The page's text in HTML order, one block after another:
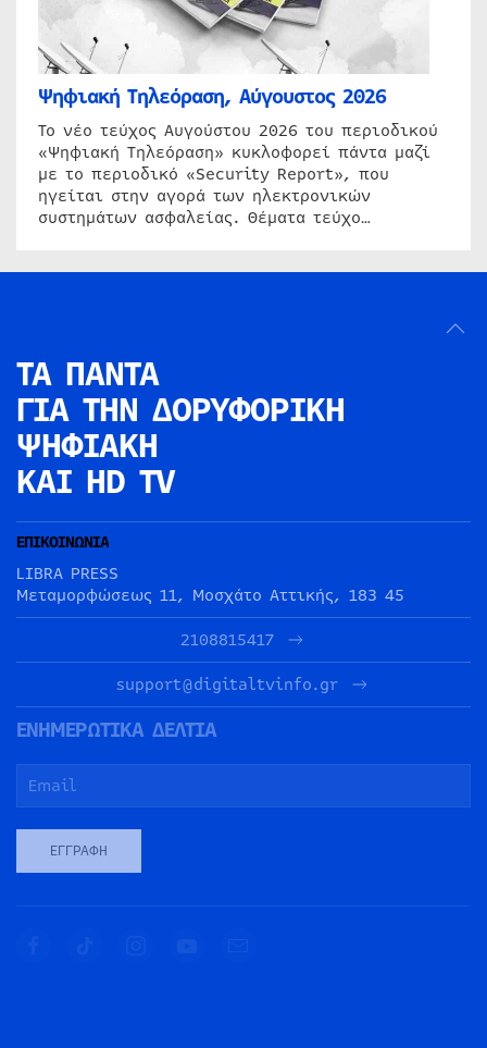
Ψηφιακή Τηλεόραση, Αύγουστος 2026
Το νέο τεύχος Αυγούστου 2026 του περιοδικού
«Ψηφιακή Τηλεόραση» κυκλοφορεί πάντα μαζί
με το περιοδικό «Security Report», που
ηγείται στην αγορά των ηλεκτρονικών
συστημάτων ασφαλείας. Θέματα τεύχο…
ΤΑ ΠΑΝΤΑ
ΓΙΑ ΤΗΝ ΔΟΡΥΦΟΡΙΚΗ
ΨΗΦΙΑΚΗ
ΚΑΙ HD TV
ΕΠΙΚΟΙΝΩΝΙΑ
LIBRA PRESS
Μεταμορφώσεως 11, Μοσχάτο Αττικής, 183 45
2108815417
support@digitaltvinfo.gr
ΕΝΗΜΕΡΩΤΙΚΑ ΔΕΛΤΙΑ
ΕΓΓΡΑΦΉ